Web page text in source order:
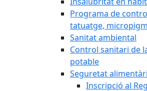
Programa de
tatuatge,
Sanitat ambiental
Control sanitari de
potable
Seguretat
Inscripció al